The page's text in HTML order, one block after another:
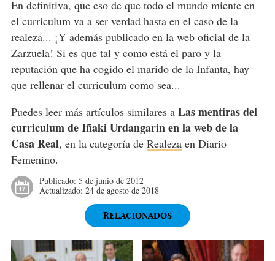
En definitiva, que eso de que todo el mundo miente en
el curriculum va a ser verdad hasta en el caso de la
realeza... ¡Y además publicado en la web oficial de la
Zarzuela! Si es que tal y como está el paro y la
reputación que ha cogido el marido de la Infanta, hay
que rellenar el curriculum como sea...
Puedes leer más artículos similares a Las mentiras del
curriculum de Iñaki Urdangarin en la web de la
Casa Real, en la categoría de Realezaen Diario
Femenino.
Publicado: 5 de junio de 2012
Actualizado: 24 de agosto de 2018
RELACIONADOS